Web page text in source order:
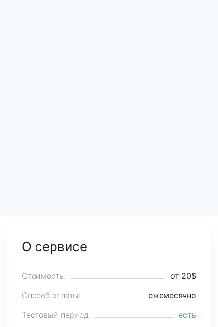
О сервисе
Стоимость:
от 20$
Способ оплаты:
ежемесячно
Тестовый период:
есть